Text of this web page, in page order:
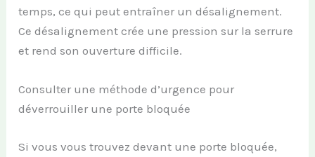
temps, ce qui peut entraîner un désalignement.
Ce désalignement crée une pression sur la serrure
et rend son ouverture difficile.
Consulter une méthode d’urgence pour
déverrouiller une porte bloquée
Si vous vous trouvez devant une porte bloquée,